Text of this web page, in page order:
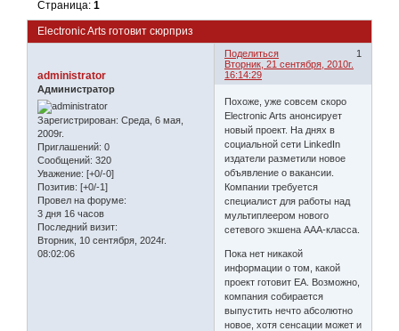
Electronic Arts готовит сюрприз
Страница:1
Поделиться
1
Вторник, 21 сентября, 2010г.
16:14:29
administrator
Администратор
Зарегистрирован: Среда, 6 мая,
2009г.
Приглашений: 0
Сообщений: 320
Уважение: [+0/-0]
Позитив: [+0/-1]
Провел на форуме:
3 дня 16 часов
Последний визит:
Вторник, 10 сентября, 2024г.
08:02:06
Похоже, уже совсем скоро
Electronic Arts анонсирует
новый проект. На днях в
социальной сети LinkedIn
издатели разметили новое
объявление о вакансии.
Компании требуется
специалист для работы над
мультиплеером нового
сетевого экшена ААА-класса.
Пока нет никакой
информации о том, какой
проект готовит ЕА. Возможно,
компания собирается
выпустить нечто абсолютно
новое, хотя сенсации может и